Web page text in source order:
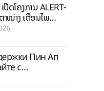
ປີດໂຄງການ ALERT-
າໜ່າງ ເຕືອນໄພ
າດທົ່ວປະເທດ
Пин Ап
с